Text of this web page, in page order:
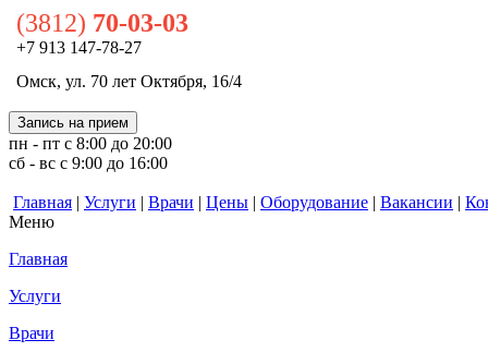
(3812) 70-03-03
+7 913 147-78-27
Омск, ул. 70 лет Октября, 16/4
Запись на прием
пн - пт с 8:00 до 20:00
сб - вс с 9:00 до 16:00
Главная | Услуги | Врачи | Цены | Оборудование | Вакансии |
Меню
Главная
Услуги
Врачи